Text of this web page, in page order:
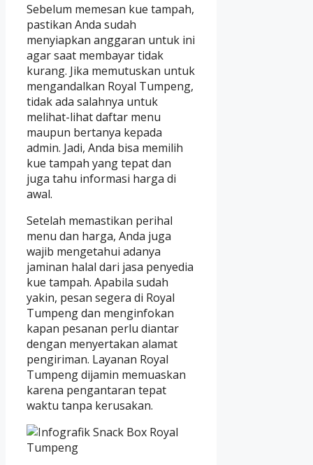
Sebelum memesan kue tampah,
pastikan Anda sudah
menyiapkan anggaran untuk ini
agar saat membayar tidak
kurang. Jika memutuskan untuk
mengandalkan Royal Tumpeng,
tidak ada salahnya untuk
melihat-lihat daftar menu
maupun bertanya kepada
admin. Jadi, Anda bisa memilih
kue tampah yang tepat dan
juga tahu informasi harga di
awal.
Setelah memastikan perihal
menu dan harga, Anda juga
wajib mengetahui adanya
jaminan halal dari jasa penyedia
kue tampah. Apabila sudah
yakin, pesan segera di Royal
Tumpeng dan menginfokan
kapan pesanan perlu diantar
dengan menyertakan alamat
pengiriman. Layanan Royal
Tumpeng dijamin memuaskan
karena pengantaran tepat
waktu tanpa kerusakan.